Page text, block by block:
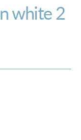
white 2